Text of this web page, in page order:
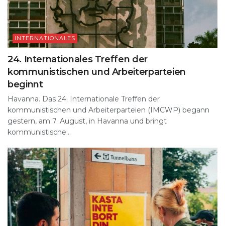
INTERNATIONALES
24. Internationales Treffen der
kommunistischen und Arbeiterparteien
beginnt
Havanna. Das 24. Internationale Treffen der
kommunistischen und Arbeiterparteien (IMCWP) begann
gestern, am 7. August, in Havanna und bringt
kommunistische...